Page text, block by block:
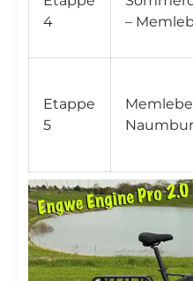
4
–
Etappe
5